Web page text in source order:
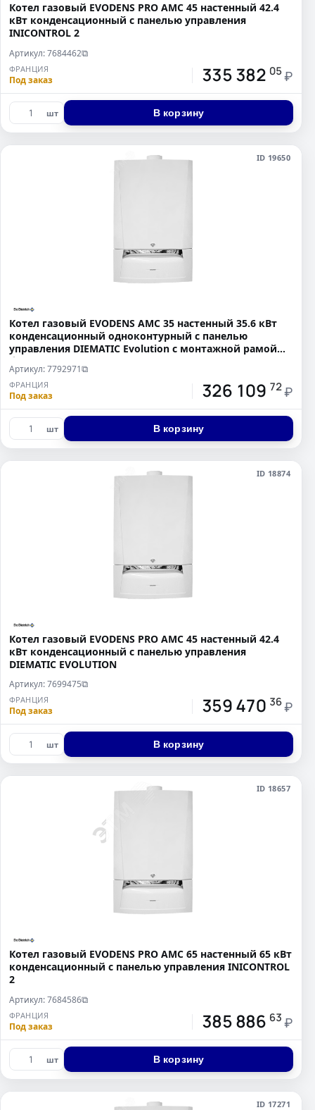
Котел газовый EVODENS PRO AMC 45 настенный 42.4
кВт конденсационный c панелью управления
INICONTROL 2
Артикул: 7684462⧉
ФРАНЦИЯ
Под заказ 335 382 05 ₽
шт В корзину
ID 19650
Котел газовый EVODENS AMC 35 настенный 35.6 кВт
конденсационный одноконтурный с панелью
управления DIEMATIC Evolution с монтажной рамой
без дымохода
Артикул: 7792971⧉
ФРАНЦИЯ
Под заказ 326 109 72 ₽
шт В корзину
ID 18874
Котел газовый EVODENS PRO AMC 45 настенный 42.4
кВт конденсационный c панелью управления
DIEMATIC EVOLUTION
Артикул: 7699475⧉
ФРАНЦИЯ
Под заказ 359 470 36 ₽
шт В корзину
ID 18657
Котел газовый EVODENS PRO AMC 65 настенный 65 кВт
конденсационный c панелью управления INICONTROL
2
Артикул: 7684586⧉
ФРАНЦИЯ
Под заказ 385 886 63 ₽
шт В корзину
ID 17271